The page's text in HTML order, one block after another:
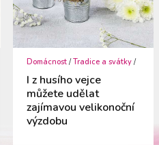
Domácnost /Tradice a svátky /
I z husího vejce
můžete udělat
zajímavou velikonoční
výzdobu